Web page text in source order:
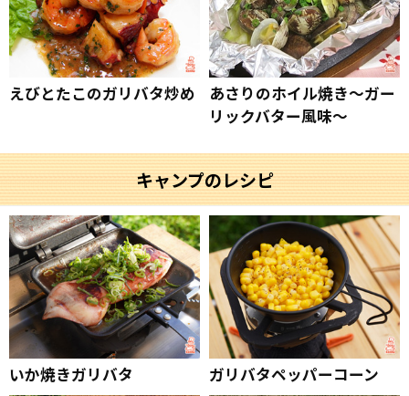
えびとたこのガリバタ炒め
あさりのホイル焼き～ガー
リックバター風味～
キャンプのレシピ
いか焼きガリバタ ガリバタペッパーコーン